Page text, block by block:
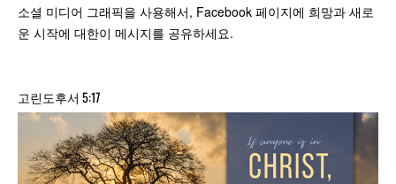
소셜 미디어 그래픽을 사용해서, Facebook 페이지에 희망과 새로
운 시작에 대한이 메시지를 공유하세요.
고린도후서 5:17